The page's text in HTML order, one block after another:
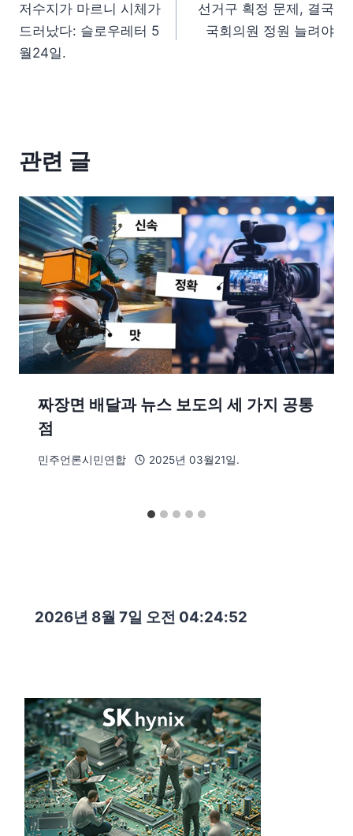
저수지가 마르니 시체가
드러났다: 슬로우레터 5
월24일.
선거구 획정 문제, 결국
국회의원 정원 늘려야
관련 글
짜장면 배달과 뉴스 보도의 세 가지 공통
점
민주언론시민연합 2025년 03월21일.
2026년 8월 7일 오전 04:24:53